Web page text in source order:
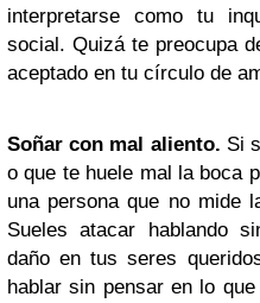
interpretarse como tu
social. Quizá te preocupa
aceptado en tu círculo de
Soñar con mal aliento. Si
o que te huele mal la boca
una persona que no mide
Sueles atacar hablando
daño en tus seres
hablar sin pensar en lo